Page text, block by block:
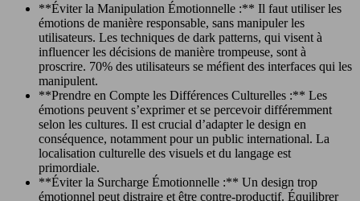
**Éviter la Manipulation Émotionnelle :** Il faut utiliser les
émotions de manière responsable, sans manipuler les
utilisateurs. Les techniques de dark patterns, qui visent à
influencer les décisions de manière trompeuse, sont à
proscrire. 70% des utilisateurs se méfient des interfaces qui les
manipulent.
**Prendre en Compte les Différences Culturelles :** Les
émotions peuvent s’exprimer et se percevoir différemment
selon les cultures. Il est crucial d’adapter le design en
conséquence, notamment pour un public international. La
localisation culturelle des visuels et du langage est
primordiale.
**Éviter la Surcharge Émotionnelle :** Un design trop
émotionnel peut distraire et être contre-productif. Équilibrer